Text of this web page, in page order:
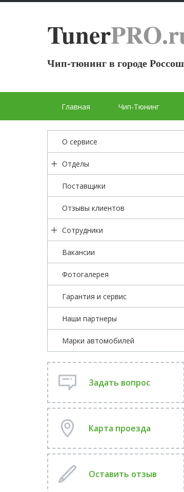
Tuner
Чип-тюнинг в городе
Главная Чип-Тюнинг
О сервисе
Отделы
Поставщики
Отзывы клиентов
Сотрудники
Вакансии
Фотогалерея
Гарантия и сервис
Наши партнеры
Марки автомобилей
Задать вопрос
Карта проезда
Оставить отзыв